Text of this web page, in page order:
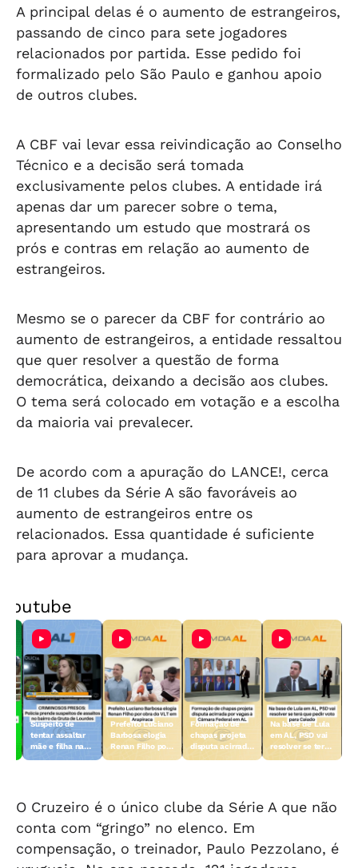
A principal delas é o aumento de estrangeiros,
passando de cinco para sete jogadores
relacionados por partida. Esse pedido foi
formalizado pelo São Paulo e ganhou apoio
de outros clubes.
A CBF vai levar essa reivindicação ao Conselho
Técnico e a decisão será tomada
exclusivamente pelos clubes. A entidade irá
apenas dar um parecer sobre o tema,
apresentando um estudo que mostrará os
prós e contras em relação ao aumento de
estrangeiros.
Mesmo se o parecer da CBF for contrário ao
aumento de estrangeiros, a entidade ressaltou
que quer resolver a questão de forma
democrática, deixando a decisão aos clubes.
O tema será colocado em votação e a escolha
da maioria vai prevalecer.
De acordo com a apuração do LANCE!, cerca
de 11 clubes da Série A são favoráveis ao
aumento de estrangeiros entre os
relacionados. Essa quantidade é suficiente
para aprovar a mudança.
Suspeito de
tentar assaltar
mãe e filha na
Prefeito Luciano
Barbosa elogia
Renan Filho por
Formação de
chapas projeta
disputa acirrada
Na base de Lula
em AL, PSD vai
resolver se terá
O Cruzeiro é o único clube da Série A que não
conta com “gringo” no elenco. Em
compensação, o treinador, Paulo Pezzolano, é